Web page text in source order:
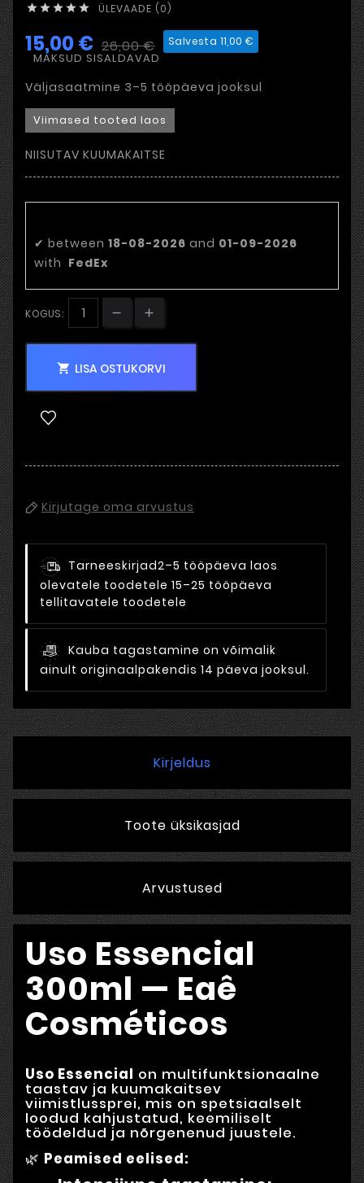
     ÜLEVAADE (0)
15,00 € 26,00 € Salvesta 11,00 €
MAKSUD SISALDAVAD
Väljasaatmine 3–5 tööpäeva jooksul
Viimased tooted laos
NIISUTAV KUUMAKAITSE
✔ between 18-08-2026 and 01-09-2026
with FedEx
KOGUS:
 LISA OSTUKORVI
Kirjutage oma arvustus
Tarneeskirjad2–5 tööpäeva laos
olevatele toodetele 15–25 tööpäeva
tellitavatele toodetele
Kauba tagastamine on võimalik
ainult originaalpakendis 14 päeva jooksul.
Kirjeldus
Toote üksikasjad
Arvustused
Uso Essencial
300ml — Eaê
Cosméticos
Uso Essencial on multifunktsionaalne
taastav ja kuumakaitsev
viimistlussprei, mis on spetsiaalselt
loodud kahjustatud, keemiliselt
töödeldud ja nõrgenenud juustele.
🌿 Peamised eelised: